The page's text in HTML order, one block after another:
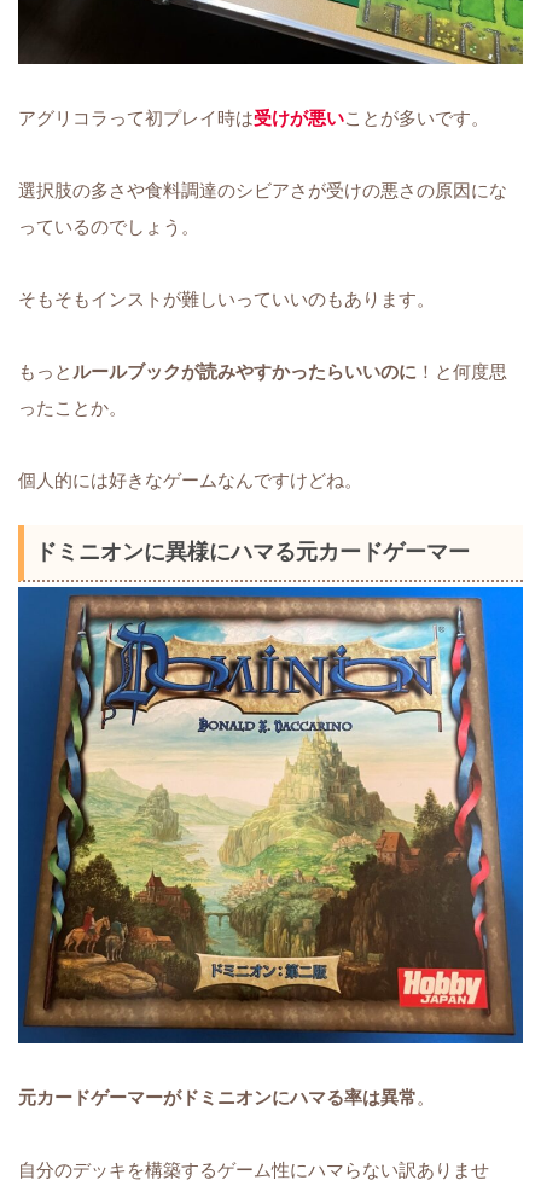
アグリコラって初プレイ時は受けが悪いことが多いです。
選択肢の多さや食料調達のシビアさが受けの悪さの原因にな
っているのでしょう。
そもそもインストが難しいっていいのもあります。
もっと ルールブックが読みやすかったらいいのに ！と何度思
ったことか。
個人的には好きなゲームなんですけどね。
ドミニオンに異様にハマる元カードゲーマー
元カードゲーマーがドミニオンにハマる率は異常。
自分のデッキを構築するゲーム性にハマらない訳ありませ